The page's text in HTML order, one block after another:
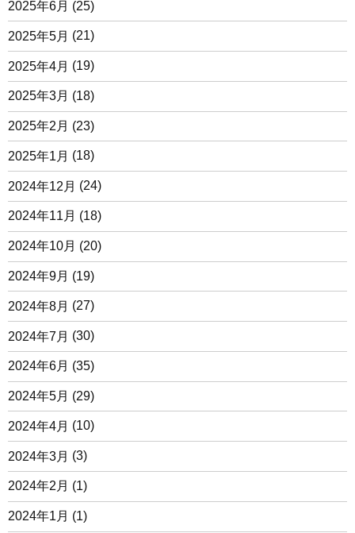
2025年6月 (25)
2025年5月 (21)
2025年4月 (19)
2025年3月 (18)
2025年2月 (23)
2025年1月 (18)
2024年12月 (24)
2024年11月 (18)
2024年10月 (20)
2024年9月 (19)
2024年8月 (27)
2024年7月 (30)
2024年6月 (35)
2024年5月 (29)
2024年4月 (10)
2024年3月 (3)
2024年2月 (1)
2024年1月 (1)